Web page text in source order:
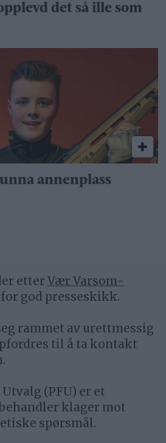
det så ille som
annenplass
etterVær Varsom-
for god presseskikk.
rammet av urettmessig
til å ta kontakt
(PFU) er et
klager mot
spørsmål.